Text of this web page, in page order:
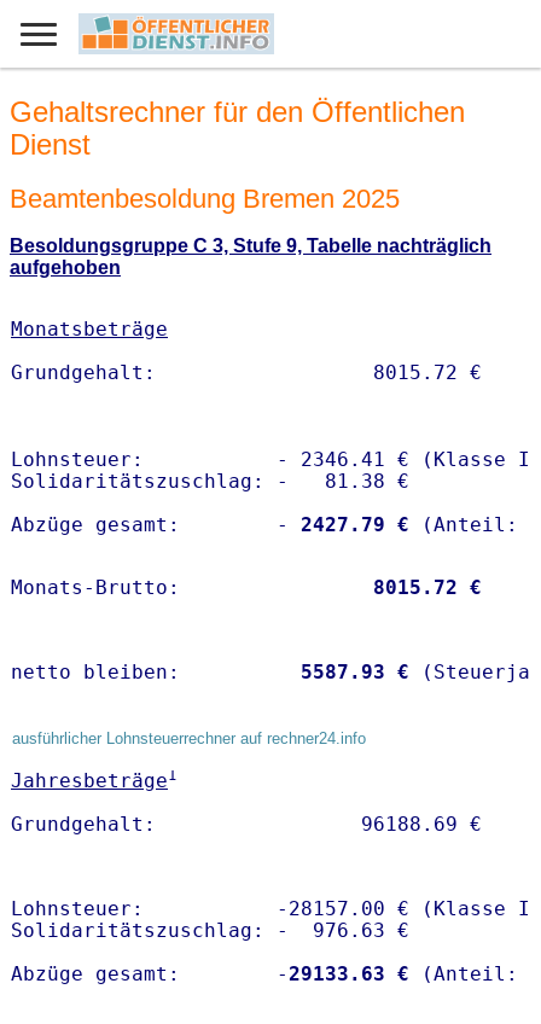
Gehaltsrechner für den Öffentlichen
Dienst
Beamtenbesoldung Bremen 2025
Besoldungsgruppe C 3, Stufe 9, Tabelle nachträglich
aufgehoben
Monatsbeträge
Lohnsteuer:           - 2346.41 € (Klasse I)
Solidaritätszuschlag: -   81.38 €
Abzüge gesamt:        -
2427.79 €
Monats-Brutto: 8015.72 €
netto bleiben: 5587.93 €
ausführlicher Lohnsteuerrechner auf rechner24.info
Jahresbeträge1
Lohnsteuer:           -28157.00 € (Klasse I)
Solidaritätszuschlag: -  976.63 €
Abzüge gesamt:        -29133.63 €